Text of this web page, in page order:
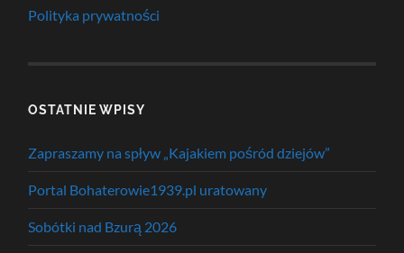
Polityka prywatności
OSTATNIE WPISY
Zapraszamy na spływ „Kajakiem pośród dziejów”
Portal Bohaterowie1939.pl uratowany
Sobótki nad Bzurą 2026